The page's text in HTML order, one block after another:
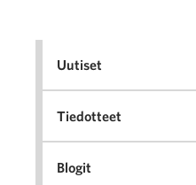
Uutiset
Tiedotteet
Blogit